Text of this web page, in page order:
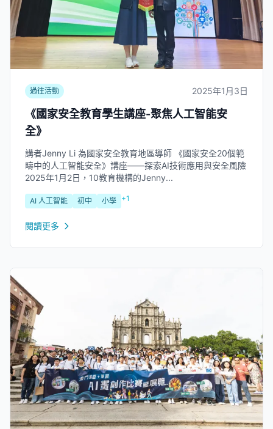
過往活動 2025年1月3日
《國家安全教育學生講座-聚焦人工智能安
全》
講者Jenny Li 為國家安全教育地區導師 《國家安全20個範
疇中的人工智能安全》講座——探索AI技術應用與安全風險
2025年1月2日，10教育機構的Jenny...
AI 人工智能 初中 小學 +1
閱讀更多